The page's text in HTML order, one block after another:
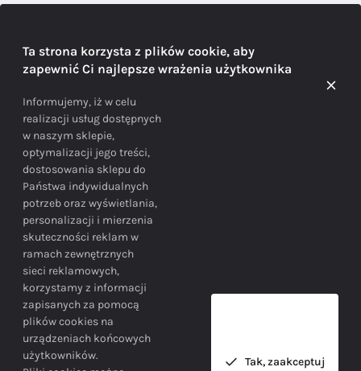
Doradzamy na każdym etapie zakupu
BEZPIECZEŃSTWO
Bezpieczne zakupy gwarantowane!
Ta strona korzysta z plików cookie, aby
zapewnić Ci najlepsze wrażenia użytkownika
Informujemy, iż w celu
realizacji usług dostępnych
w naszym sklepie,
optymalizacji jego treści,
dostosowania sklepu do
Państwa indywidualnych
potrzeb oraz wyświetlania,
personalizacji i mierzenia
skuteczności reklam w
ramach zewnętrznych
sieci reklamowych,
korzystamy z informacji
zapisanych za pomocą
plików cookies na
urządzeniach końcowych
użytkowników.
Tak, zaakceptuj